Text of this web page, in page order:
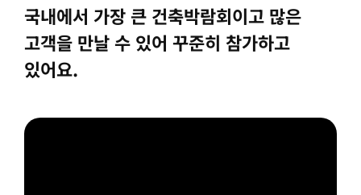
국내에서 가장 큰 건축박람회이고 많은
고객을 만날 수 있어 꾸준히 참가하고
있어요.